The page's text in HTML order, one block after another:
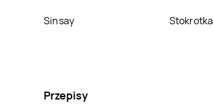
Sinsay Stokrotka
Przepisy